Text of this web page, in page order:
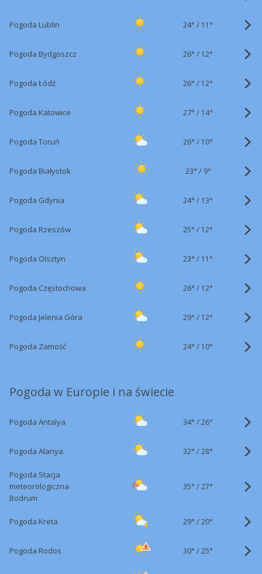
Pogoda Lublin 24° / 11°
Pogoda Bydgoszcz 26° / 12°
Pogoda Łódź 26° / 12°
Pogoda Katowice 27° / 14°
Pogoda Toruń 26° / 10°
Pogoda Białystok 23° / 9°
Pogoda Gdynia 24° / 13°
Pogoda Rzeszów 25° / 12°
Pogoda Olsztyn 23° / 11°
Pogoda Częstochowa 26° / 12°
Pogoda Jelenia Góra 29° / 12°
Pogoda Zamość 24° / 10°
Pogoda w Europie i na świecie
Pogoda Antalya 34° /26°
Pogoda Alanya 32° /28°
Pogoda Stacja
meteorologiczna
Bodrum
35° /27°
Pogoda Kreta 29° /20°
Pogoda Rodos 30° /25°